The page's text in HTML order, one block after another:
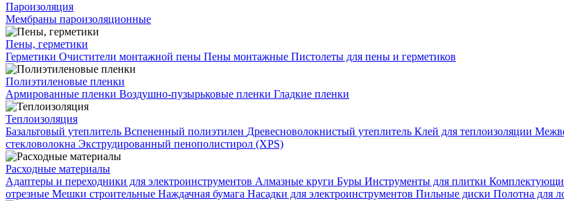
Пароизоляция
Мембраны пароизоляционные
Пены, герметики
Герметики Очистители монтажной пены Пены монтажные Пистолеты для пены и герметиков
Полиэтиленовые пленки
Армированные пленки Воздушно-пузырьковые пленки Гладкие пленки
Теплоизоляция
Базальтовый утеплитель Вспененный полиэтилен Древесноволокнистый утеплитель Клей для теплоизоляции
стекловолокна Экструдированный пенополистирол (XPS)
Расходные материалы
Адаптеры и переходники для электроинструментов Алмазные круги Буры Инструменты для плитки
отрезные Мешки строительные Наждачная бумага Насадки для электроинструментов Пильные диски Полотна для